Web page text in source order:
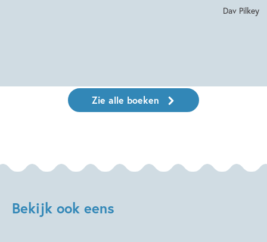
Dav Pilkey
Zie alle boeken
Bekijk ook eens